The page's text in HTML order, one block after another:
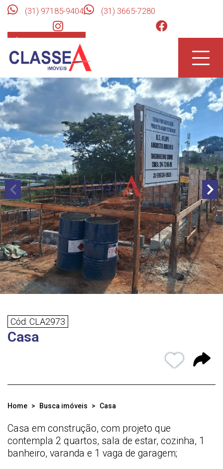
(31) 97185-9404 (31) 3665-7280
Toggle
Cód: CLA2973
Casa
Home Busca imóveis Casa
Casa em construção, com projeto que
contempla 2 quartos, sala de estar, cozinha, 1
banheiro, varanda e 1 vaga de garagem;